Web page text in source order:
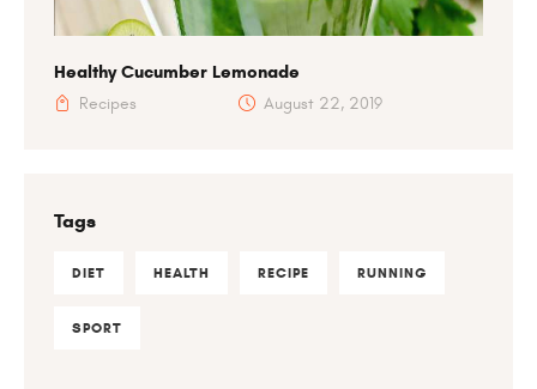
Healthy Cucumber Lemonade
Recipes August 22, 2019
Tags
DIET HEALTH RECIPE RUNNING
SPORT